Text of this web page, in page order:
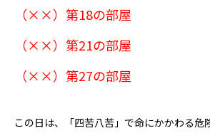
（××）第18の部屋
（××）第21の部屋
（××）第27の部屋
この日は、「四苦八苦」で命にかかわる危